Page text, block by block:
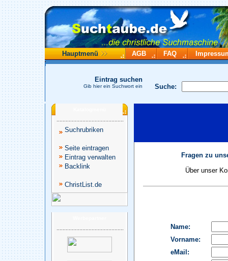
Hauptmenü AGB FAQ
Suche:
Eintrag suchen
Gib hier ein Suchwort ein
Suchrubriken
Seite eintragen
Eintrag verwalten
Backlink
ChristList.de
Fragen zu
Über unser